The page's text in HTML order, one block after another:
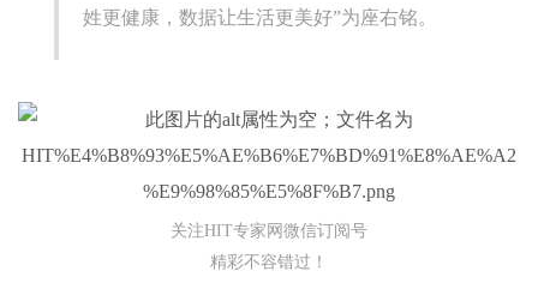
姓更健康，数据让生活更美好”为座右铭。
关注HIT专家网微信订阅号
精彩不容错过！